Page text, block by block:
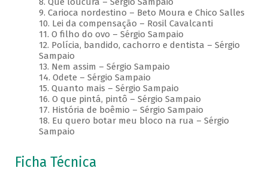
9. Carioca nordestino – Beto Moura e Chico Salles
10. Lei da compensação – Rosil Cavalcanti
11. O filho do ovo – Sérgio Sampaio
12. Polícia, bandido, cachorro e dentista – Sérgio
Sampaio
13. Nem assim – Sérgio Sampaio
14. Odete – Sérgio Sampaio
15. Quanto mais – Sérgio Sampaio
16. O que pintá, pintô – Sérgio Sampaio
17. História de boêmio – Sérgio Sampaio
18. Eu quero botar meu bloco na rua – Sérgio
Sampaio
Ficha Técnica